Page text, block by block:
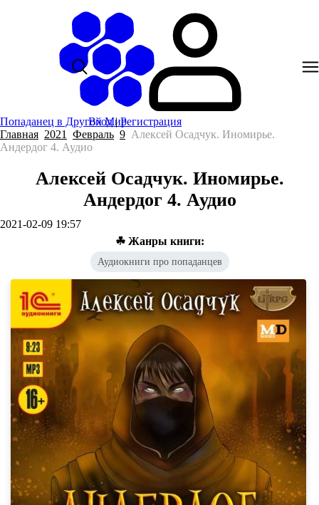
Попаданец в Другой Мир
Вход|Регистрация
Главная 2021 Февраль 9 Алексей Осадчук. Иномирье.
Андердог 4. Аудио
Алексей Осадчук. Иномирье.
Андердог 4. Аудио
2021-02-09 19:57
☘ Жанры книги:
Аудиокниги про попаданцев